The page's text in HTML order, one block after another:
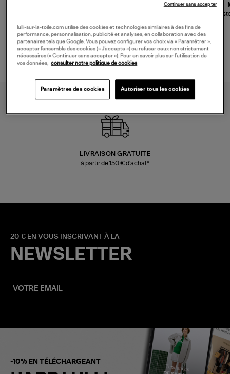
TORAL
LIVRAISON GRATUITE
à partir de 150 € d'achat*
20 € EN VOUS INSCRIVANT À LA
NEWSLETTER
-10% EN TÉLÉCHARGEANT
lulli-sur-la-toile.com utilise des cookies et technologies similaires à des fins de
performance, personnalisation, publicité et analyses, en collaboration avec des
partenaires tels que Google. Vous pouvez configurer vos choix via « Paramétrer »,
accepter l’ensemble des cookies (« J’accepte ») ou refuser ceux non strictement
nécessaires (« Continuer sans accepter »). Pour en savoir plus sur l’utilisation de
vos données, consulter notre politique de cookies
Paramètres des cookies Autoriser tous les cookies
Continuer sans accepter